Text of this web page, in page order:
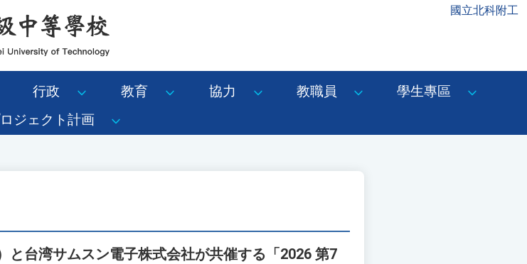
國立北科附工
行政 教育 協力 教職員
學生專區
ジェクト計画
と台湾サムスン電子株式会社が共催する「2026 第7